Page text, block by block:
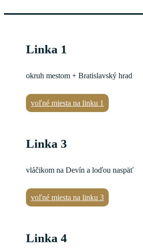
Linka 1
okruh mestom + Bratislavský hrad
voľné miesta na linku 1
Linka 3
vláčikom na Devín a loďou naspäť
voľné miesta na linku 3
Linka 4